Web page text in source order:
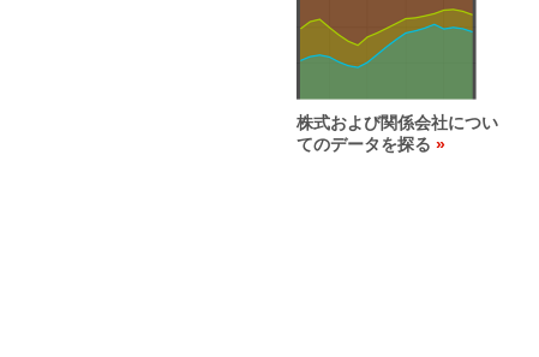
株式および関係会社につい
てのデータを探る